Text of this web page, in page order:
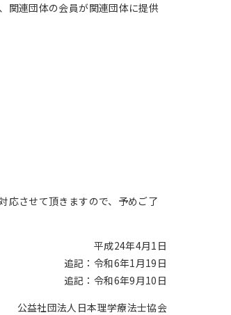
関連団体の会員が関連団体に提供
応させて頂きますので、予めご了
平成24年4月1日
追記：令和6年1月19日
追記：令和6年9月10日
公益社団法人日本理学療法士協会